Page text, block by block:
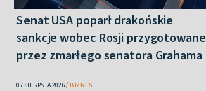
Senat USA poparł drakońskie
sankcje wobec Rosji przygotowane
przez zmarłego senatora Grahama
07 SIERPNIA 2026 BIZNES